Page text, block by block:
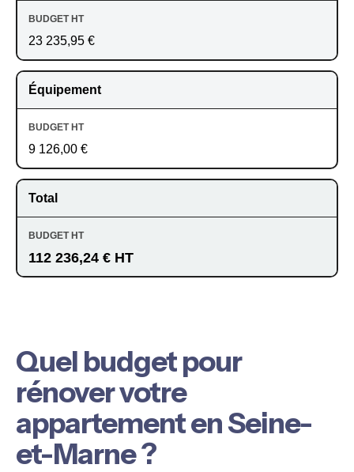
23 235,95 €
Équipement
9 126,00 €
Total
112 236,24 € HT
Quel budget pour
rénover votre
appartement en Seine-
et-Marne ?